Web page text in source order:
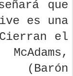
que
es una
el
(Barón